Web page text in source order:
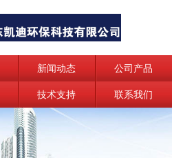
新闻动态 公司产品
技术支持 联系我们